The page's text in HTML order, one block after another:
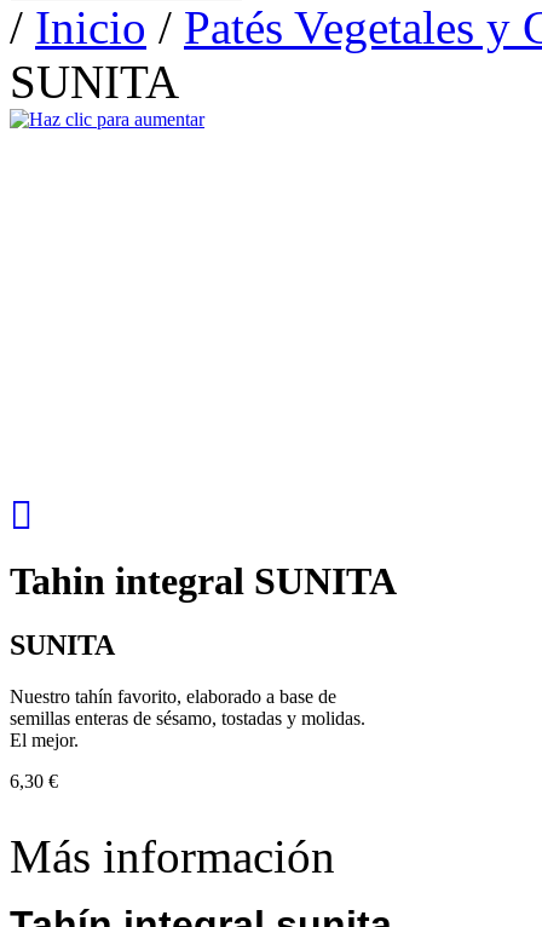
/ Inicio / Patés Vegetales y
SUNITA
Tahin integral SUNITA
SUNITA
Nuestro tahín favorito, elaborado a base de
semillas enteras de sésamo, tostadas y molidas.
El mejor.
6,30 €
Más información